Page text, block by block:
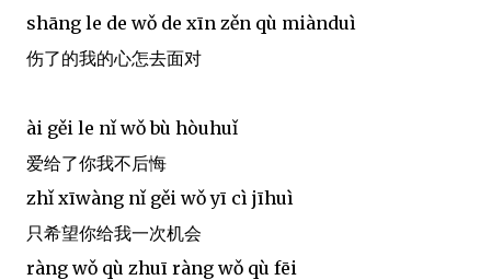
shāng le de wǒ de xīn zěn qù miànduì
伤了的我的心怎去面对
ài gěi le nǐ wǒ bù hòuhuǐ
爱给了你我不后悔
zhǐ xīwàng nǐ gěi wǒ yī cì jīhuì
只希望你给我一次机会
ràng wǒ qù zhuī ràng wǒ qù fēi